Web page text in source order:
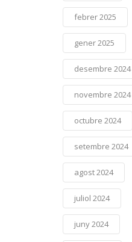
febrer 2025
gener 2025
desembre 2024
novembre 2024
octubre 2024
setembre 2024
agost 2024
juliol 2024
juny 2024